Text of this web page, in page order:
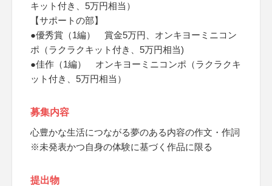
キット付き、5万円相当）
【サポートの部】
●優秀賞（1編） 賞金5万円、オンキヨーミニコン
ポ（ラクラクキット付き、5万円相当)
●佳作（1編） オンキヨーミニコンポ（ラクラクキ
ット付き、5万円相当）
募集内容
心豊かな生活につながる夢のある内容の作文・作詞
※未発表かつ自身の体験に基づく作品に限る
提出物